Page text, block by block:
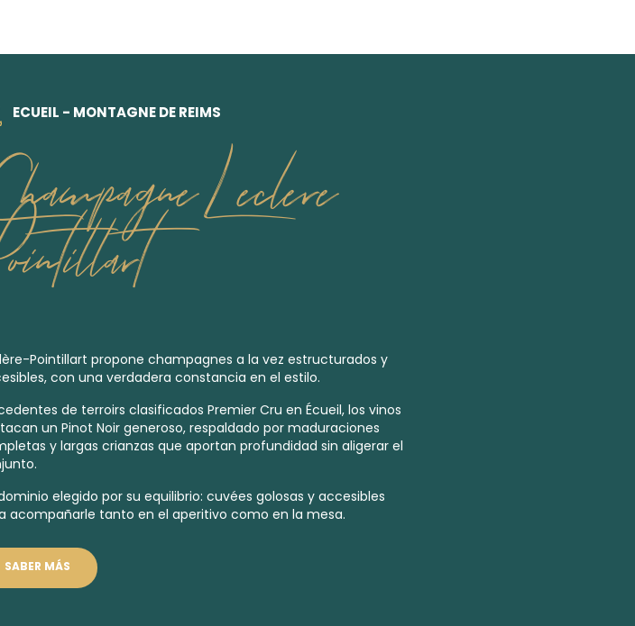
ECUEIL - MONTAGNE DE REIMS
Leclere
Pointillart propone champagnes a la vez estructurados y
con una verdadera constancia en el estilo.
de terroirs clasificados Premier Cru en Écueil, los vinos
un Pinot Noir generoso, respaldado por maduraciones
y largas crianzas que aportan profundidad sin aligerar el
elegido por su equilibrio: cuvées golosas y accesibles
acompañarle tanto en el aperitivo como en la mesa.
SABER MÁS